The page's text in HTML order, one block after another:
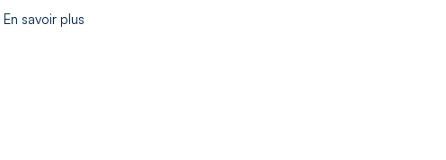
En savoir plus